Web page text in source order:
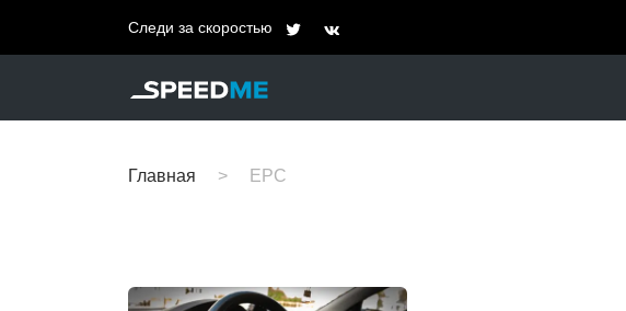
Следи за скоростью
Главная EPC